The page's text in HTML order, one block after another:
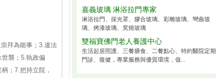
拜為能事；3.違法
襲；5.執政偏
；7.把持立院，
嘉義玻璃 淋浴拉門專家
淋浴拉門、採光罩、膠合玻璃、彩雕玻璃、彎曲玻
璃、烤漆玻璃、窯燒玻璃
雙福寶佛門老人養護中心
生活起居照護、三餐膳食、二餐點心、特約醫院定期
門診、復健，專業服務與優質環境，值...